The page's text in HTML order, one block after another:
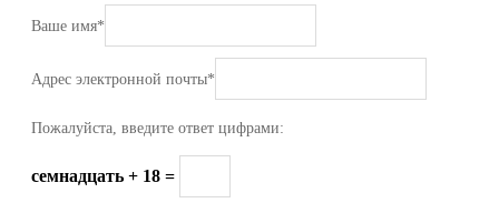
Ваше имя*
Адрес электронной почты*
Пожалуйста, введите ответ цифрами:
семнадцать + 18 =